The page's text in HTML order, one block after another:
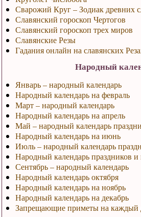
Сварожий Круг – Зодиак древних
Славянский гороскоп Чертогов
Славянский гороскоп трех миров
Славянские Резы
Гадания онлайн на славянских
Народный
Январь – народный календарь
Народный календарь на февраль
Март – народный календарь
Народный календарь на апрель
Май – народный календарь
Народный календарь на июнь
Июль – народный календарь
Народный календарь праздников и
Сентябрь – народный календарь
Народный календарь октября
Народный календарь на ноябрь
Народный календарь на декабрь
Запрещающие приметы на каждый